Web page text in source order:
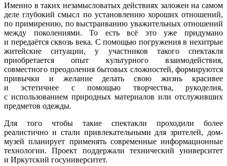
Именно в таких незамысловатых действиях заложен на самом
деле глубокий смысл по установлению хороших отношений,
по примирению, по выстраиванию уважительных отношений
между поколениями. То есть всё это уже придумано
и передаётся сквозь века. С помощью погружения в нехитрые
житейские ситуации, у участников такого спектакля
приобретается опыт культурного взаимодействия,
совместного преодоления бытовых сложностей, формируются
привычки и желание делать свою жизнь красивее
и эстетичнее с помощью творчества, рукоделия,
с использованием природных материалов или отслуживших
предметов одежды.
Для того чтобы такие спектакли проходили более
реалистично и стали привлекательными для зрителей, дом-
музей планирует применять современные информационные
технологии. Проект поддержали технический университет
и Иркутский госуниверситет.